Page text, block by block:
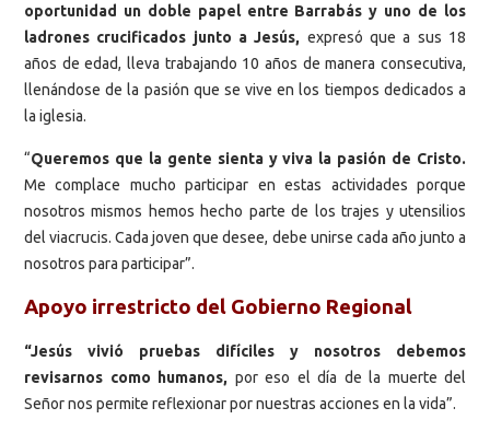
oportunidad un doble papel entre Barrabás y uno de los
ladrones crucificados junto a Jesús, expresó que a sus 18
años de edad, lleva trabajando 10 años de manera consecutiva,
llenándose de la pasión que se vive en los tiempos dedicados a
la iglesia.
“Queremos que la gente sienta y viva la pasión de Cristo.
Me complace mucho participar en estas actividades porque
nosotros mismos hemos hecho parte de los trajes y utensilios
del viacrucis. Cada joven que desee, debe unirse cada año junto a
nosotros para participar”.
Apoyo irrestricto del Gobierno Regional
“Jesús vivió pruebas difíciles y nosotros debemos
revisarnos como humanos, por eso el día de la muerte del
Señor nos permite reflexionar por nuestras acciones en la vida”.